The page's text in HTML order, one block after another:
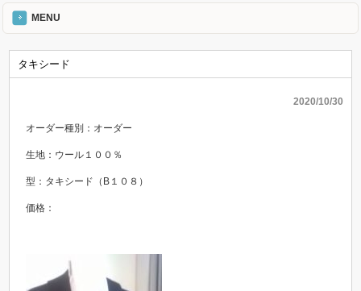
MENU
タキシード
2020/10/30
オーダー種別：オーダー
生地：ウール１００％
型：タキシード（B１０８）
価格：